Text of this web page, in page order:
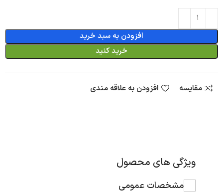
افزودن به سبد خرید
خرید کنید
مقایسه افزودن به علاقه مندی
ویژگی های محصول
مشخصات عمومی